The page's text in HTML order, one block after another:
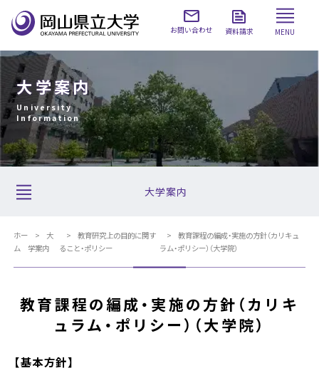
お問い合わせ 資料請求 MENU
大学案内
University
Information
大学案内
ホー
ム
大
学案内
教育研究上の目的に関す
ること・ポリシー
教育課程の編成・実施の方針（カリキュ
ラム・ポリシー）（大学院）
教育課程の編成・実施の方針（カリキ
ュラム・ポリシー）（大学院）
【基本方針】